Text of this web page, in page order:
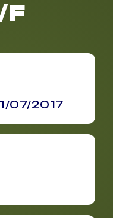
F
07/2017